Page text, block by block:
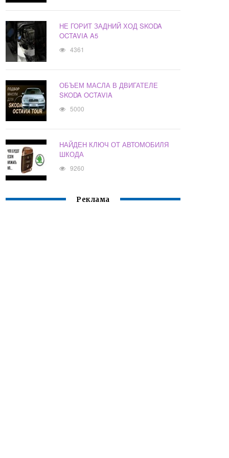
НЕ ГОРИТ ЗАДНИЙ ХОД SKODA
OCTAVIA A5
4361
ОБЪЕМ МАСЛА В ДВИГАТЕЛЕ
SKODA OCTAVIA
5000
НАЙДЕН КЛЮЧ ОТ АВТОМОБИЛЯ
ШКОДА
9260
Реклама